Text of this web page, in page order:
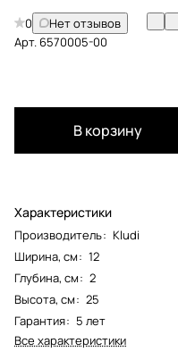
0
Нет отзывов
Арт.6570005-00
В корзину
Характеристики
Производитель: Kludi
Ширина, см: 12
Глубина, см: 2
Высота, см: 25
Гарантия: 5 лет
Все характеристики